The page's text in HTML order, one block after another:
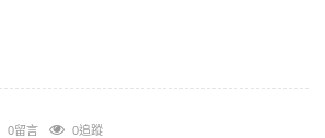
0留言 0追蹤